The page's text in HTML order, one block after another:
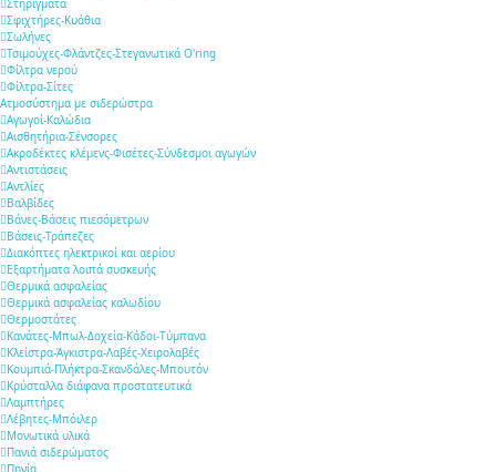
Σφιχτήρες-Κυάθια
Σωλήνες
Τσιμούχες-Φλάντζες-Στεγανωτικά O'ring
Φίλτρα νερού
Φίλτρα-Σίτες
Ατμοσύστημα με σιδερώστρα
Αγωγοί-Καλώδια
Αισθητήρια-Σένσορες
Ακροδέκτες κλέμενς-Φισέτες-Σύνδεσμοι αγωγών
Αντιστάσεις
Αντλίες
Βαλβίδες
Βάνες-Βάσεις πιεσόμετρων
Βάσεις-Τράπεζες
Διακόπτες ηλεκτρικοί και αερίου
Εξαρτήματα λοιπά συσκευής
Θερμικά ασφαλείας
Θερμικά ασφαλείας καλωδίου
Θερμοστάτες
Κανάτες-Μπωλ-Δοχεία-Κάδοι-Τύμπανα
Κλείστρα-Άγκιστρα-Λαβές-Χειρολαβές
Κουμπιά-Πλήκτρα-Σκανδάλες-Μπουτόν
Κρύσταλλα διάφανα προστατευτικά
Λαμπτήρες
Λέβητες-Μπόιλερ
Μονωτικά υλικά
Πανιά σιδερώματος
Πηνία